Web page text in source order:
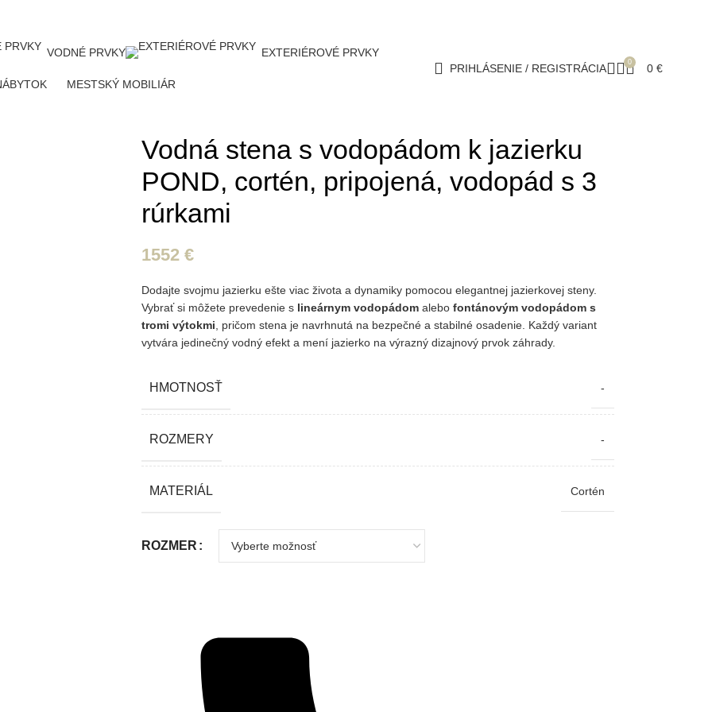
VODNÉ PRVKY EXTERIÉROVÉ PRVKY
MESTSKÝ MOBILIÁR
PRIHLÁSENIE / REGISTRÁCIA 0 0 €
Vodná stena s vodopádom k jazierku
POND, cortén, pripojená, vodopád s 3
rúrkami
1552 €
Dodajte svojmu jazierku ešte viac života a dynamiky pomocou elegantnej jazierkovej steny.
Vybrať si môžete prevedenie s lineárnym vodopádomalebo fontánovým vodopádom s
tromi výtokmi , pričom stena je navrhnutá na bezpečné a stabilné osadenie. Každý variant
vytvára jedinečný vodný efekt a mení jazierko na výrazný dizajnový prvok záhrady.
HMOTNOSŤ -
ROZMERY -
MATERIÁL Cortén
ROZMER